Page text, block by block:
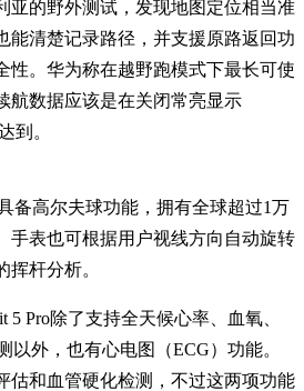
亚的野外测试，发现地图定位相当准
能清楚记录路径，并支援原路返回功
性。华为称在越野跑模式下最长可使
航数据应该是在关闭常亮显示
到。
备高尔夫球功能，拥有全球超过1万
手表也可根据用户视线方向自动旋转
挥杆分析。
5 Pro除了支持全天候心率、血氧、
以外，也有心电图（ECG）功能。
估和血管硬化检测，不过这两项功能